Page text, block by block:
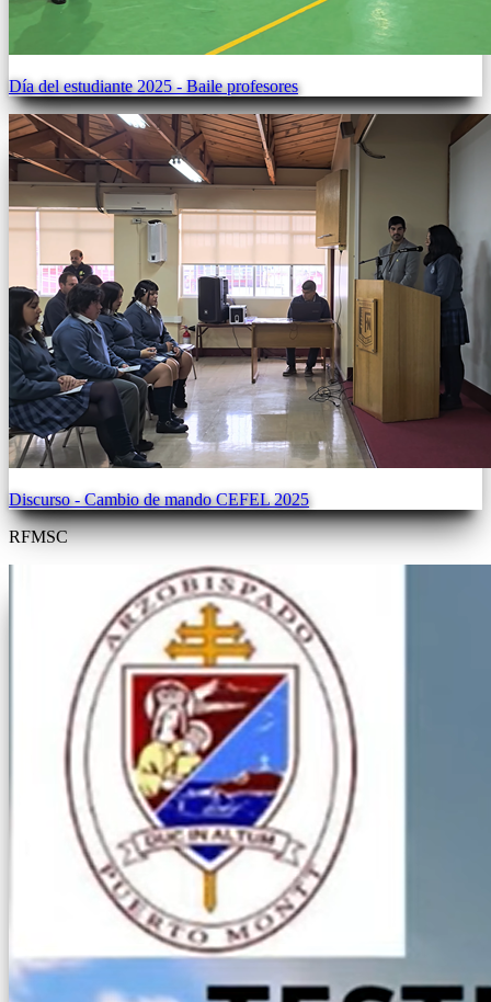
Día del estudiante 2025 - Baile profesores
Discurso - Cambio de mando CEFEL 2025
RFMSC